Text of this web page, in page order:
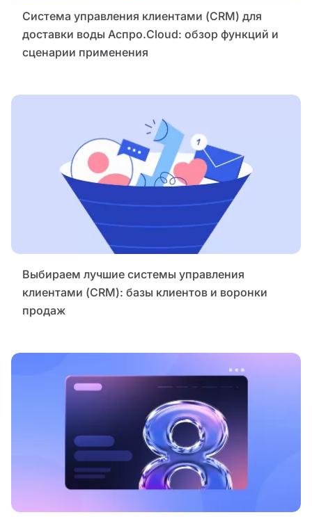
Система управления клиентами (CRM) для
доставки воды Аспро.Cloud: обзор функций и
сценарии применения
Выбираем лучшие системы управления
клиентами (CRM): базы клиентов и воронки
продаж